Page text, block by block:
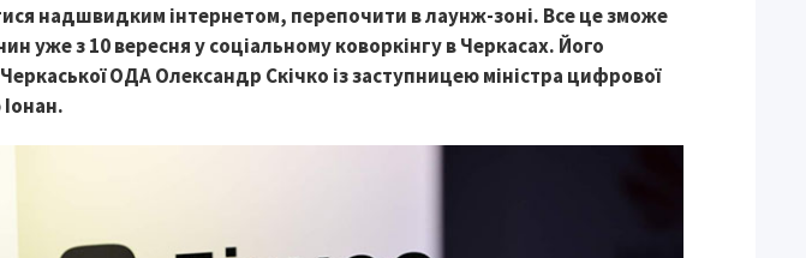
надшвидким інтернетом, перепочити в лаунж-зоні. Все це зможе
уже з 10 вересня у соціальному коворкінгу в Черкасах. Його
ОДА Олександр Скічко іззаступницею міністра цифрової